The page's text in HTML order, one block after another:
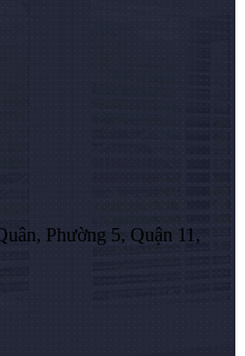
Phường 5, Quận 11,